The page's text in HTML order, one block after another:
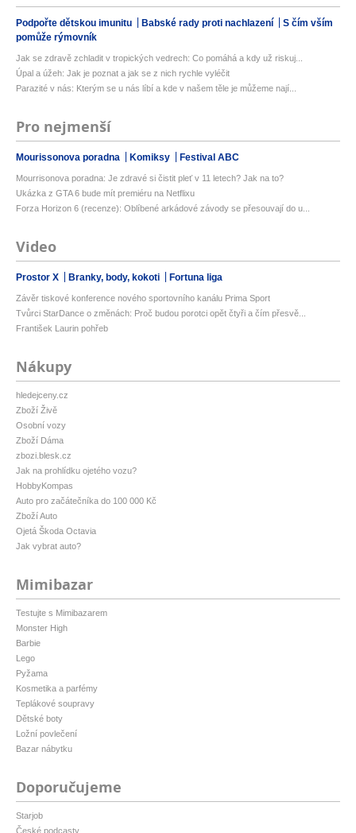
Podpořte dětskou imunitu Babské rady proti nachlazení
S čím vším
pomůže rýmovník
Jak se zdravě zchladit v tropických vedrech: Co pomáhá a kdy už riskuj...
Úpal a úžeh: Jak je poznat a jak se z nich rychle vyléčit
Parazité v nás: Kterým se u nás líbí a kde v našem těle je můžeme nají...
Pro nejmenší
Mourissonova poradna Komiksy Festival ABC
Mourrisonova poradna: Je zdravé si čistit pleť v 11 letech? Jak na to?
Ukázka z GTA 6 bude mít premiéru na Netflixu
Forza Horizon 6 (recenze): Oblíbené arkádové závody se přesouvají do u...
Video
Prostor X Branky, body, kokoti Fortuna liga
Závěr tiskové konference nového sportovního kanálu Prima Sport
Tvůrci StarDance o změnách: Proč budou porotci opět čtyři a čím přesvě...
František Laurin pohřeb
Nákupy
hledejceny.cz
Zboží Živě
Osobní vozy
Zboží Dáma
zbozi.blesk.cz
Jak na prohlídku ojetého vozu?
HobbyKompas
Auto pro začátečníka do 100 000 Kč
Zboží Auto
Ojetá Škoda Octavia
Jak vybrat auto?
Mimibazar
Testujte s Mimibazarem
Monster High
Barbie
Lego
Pyžama
Kosmetika a parfémy
Teplákové soupravy
Dětské boty
Ložní povlečení
Bazar nábytku
Doporučujeme
Starjob
České podcasty